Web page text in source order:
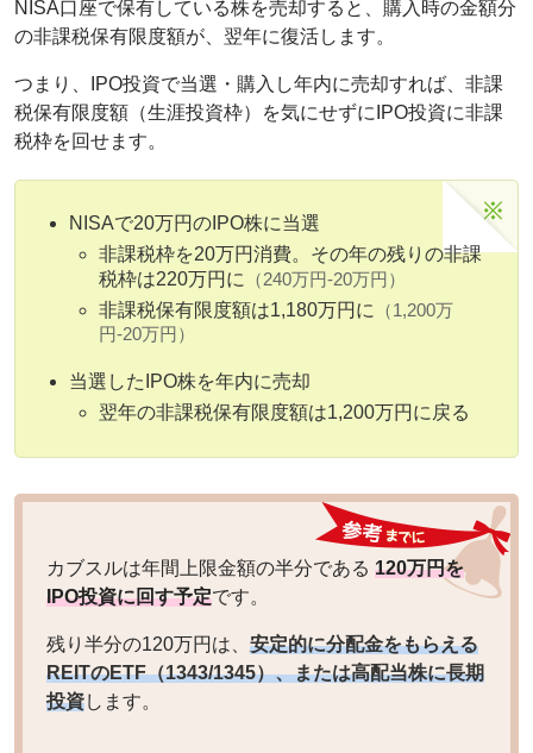
NISA口座で保有している株を売却すると、購入時の金額分
の非課税保有限度額が、翌年に復活します。
つまり、IPO投資で当選・購入し年内に売却すれば、非課
税保有限度額（生涯投資枠）を気にせずにIPO投資に非課
税枠を回せます。
NISAで20万円のIPO株に当選
非課税枠を20万円消費。その年の残りの非課
税枠は220万円に
（240万円-20万円）
非課税保有限度額は1,180万円に
（1,200万
円-20万円）
当選したIPO株を年内に売却
翌年の非課税保有限度額は1,200万円に戻る
カブスルは年間上限金額の半分である 120万円を
IPO投資に回す予定です。
残り半分の120万円は、 安定的に分配金をもらえる
REITのETF（1343/1345）、または高配当株に長期
投資します。